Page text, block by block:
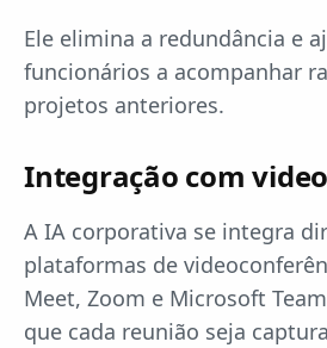
Ele elimina a redundância e
funcionários a acompanhar
projetos anteriores.
Integração com
A IA corporativa se integra
plataformas de
Meet, Zoom e Microsoft
que cada reunião seja